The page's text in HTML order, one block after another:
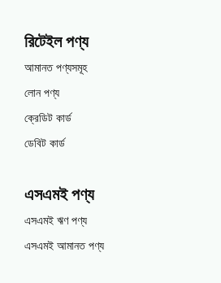
রিটেইল পণ্য
আমানত পণ্যসমূহ
লোন পণ্য
ক্রেডিট কার্ড
ডেবিট কার্ড
এসএমই পণ্য
এসএমই ঋণ পণ্য
এসএমই আমানত পণ্য